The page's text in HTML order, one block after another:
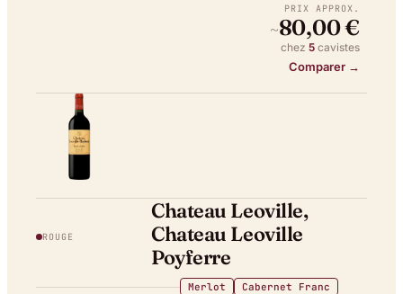
PRIX APPROX.
~80,00 €
chez 5 cavistes
Comparer →
ROUGE
Chateau Leoville,
Chateau Leoville
Poyferre
Merlot
Cabernet Franc